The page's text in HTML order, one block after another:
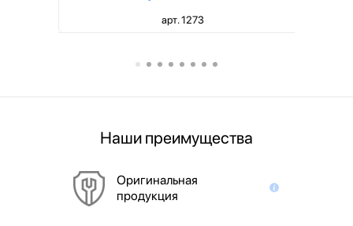
арт. 1273
Наши преимущества
Оригинальная
продукция